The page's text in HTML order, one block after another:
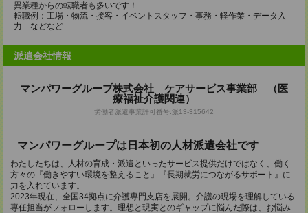
異業種からの転職者も多いです！
転職例：工場・物流・接客・イベントスタッフ・事務・軽作業・データ入
力 などなど
派遣会社情報
マンパワーグループ株式会社 ケアサービス事業部 （医
療福祉介護関連）
労働者派遣事業許可番号:派13-315642
マンパワーグループは日本初の人材派遣会社です
わたしたちは、人材の育成・派遣といったサービス提供だけではなく、働く
方々の『働きやすい環境を整えること』『長期就労につながるサポート』に
力を入れています。
2023年現在、全国34拠点に介護専門支店を展開。介護の現場を理解している
専任担当がフォローします。理想と現実とのギャップに悩んだ際は、お悩み